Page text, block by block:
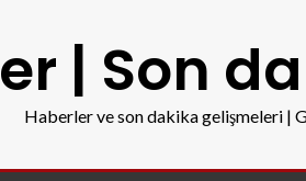
| Son
Haberler ve son dakika gelişmeleri |